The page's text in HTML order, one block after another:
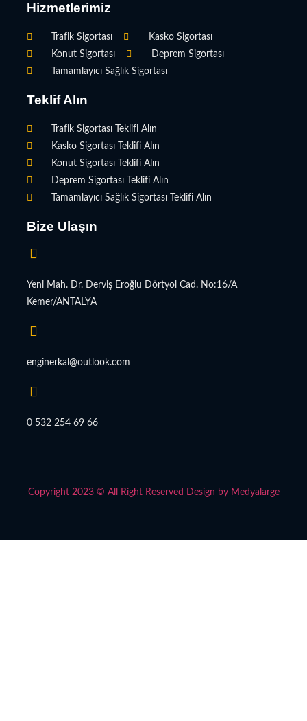
Hizmetlerimiz
Trafik Sigortası
Kasko Sigortası
Konut Sigortası
Deprem Sigortası
Tamamlayıcı Sağlık Sigortası
Teklif Alın
Trafik Sigortası Teklifi Alın
Kasko Sigortası Teklifi Alın
Konut Sigortası Teklifi Alın
Deprem Sigortası Teklifi Alın
Tamamlayıcı Sağlık Sigortası Teklifi Alın
Bize Ulaşın
Yeni Mah. Dr. Derviş Eroğlu Dörtyol Cad. No:16/A
Kemer/ANTALYA
enginerkal@outlook.com
0 532 254 69 66
Copyright 2023 © All Right Reserved Design by Medyalarge